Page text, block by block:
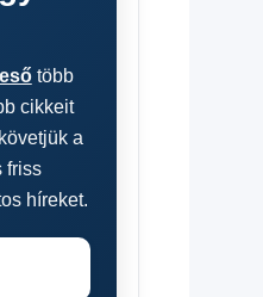
több
cikkeit
a
friss
híreket.